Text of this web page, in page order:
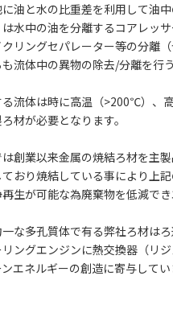
油と水の比重差を利用して油中
水中の油を分離するコアレッ
クリングセパレーター等の分離
流体中の異物の除去/分離を行
る流体は時に高温（>200℃）、
材が必要となります。
創業以来金属の焼結ろ材を主製
おり焼結している事により上
生が可能な為廃棄物を低減で
な多孔質体で有る弊社ろ材は
ングエンジンに熱交換器（リ
エネルギーの創造に寄与してい